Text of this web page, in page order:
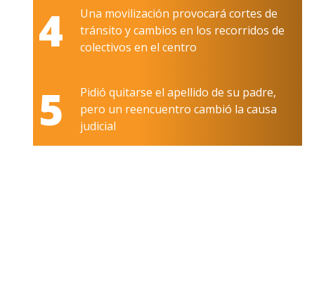
4
Una movilización provocará cortes de
tránsito y cambios en los recorridos de
colectivos en el centro
5
Pidió quitarse el apellido de su padre,
pero un reencuentro cambió la causa
judicial